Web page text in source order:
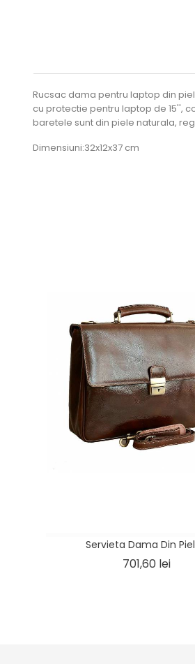
Rucsac dama pentru laptop din
cu protectie pentru laptop de 15'',
baretele sunt din piele naturala,
Dimensiuni:32x12x37 cm
Servieta Dama Din
701,60 leiPret